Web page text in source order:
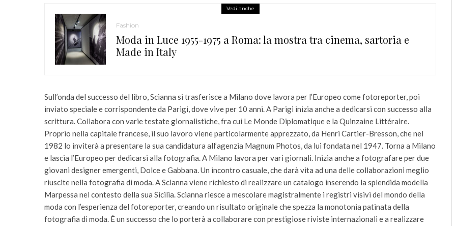
Vedi anche
Fashion
Moda in Luce 1955-1975 a Roma: la mostra tra cinema, sartoria e
Made in Italy
Sull’onda del successo del libro, Scianna si trasferisce a Milano dove lavora per l’Europeo come fotoreporter, poi
inviato speciale e corrispondente da Parigi, dove vive per 10 anni. A Parigi inizia anche a dedicarsi con successo alla
scrittura. Collabora con varie testate giornalistiche, fra cui Le Monde Diplomatique e la Quinzaine Littéraire.
Proprio nella capitale francese, il suo lavoro viene particolarmente apprezzato, da Henri Cartier-Bresson, che nel
1982 lo inviterà a presentare la sua candidatura all’agenzia Magnum Photos, da lui fondata nel 1947. Torna a Milano
e lascia l’Europeo per dedicarsi alla fotografia. A Milano lavora per vari giornali. Inizia anche a fotografare per due
giovani designer emergenti, Dolce e Gabbana. Un incontro casuale, che darà vita ad una delle collaborazioni meglio
riuscite nella fotografia di moda. A Scianna viene richiesto di realizzare un catalogo inserendo la splendida modella
Marpessa nel contesto della sua Sicilia. Scianna riesce a mescolare magistralmente i registri visivi del mondo della
moda con l’esperienza del fotoreporter, creando un risultato originale che spezza la monotonia patinata della
fotografia di moda. È un successo che lo porterà a collaborare con prestigiose riviste internazionali e a realizzare